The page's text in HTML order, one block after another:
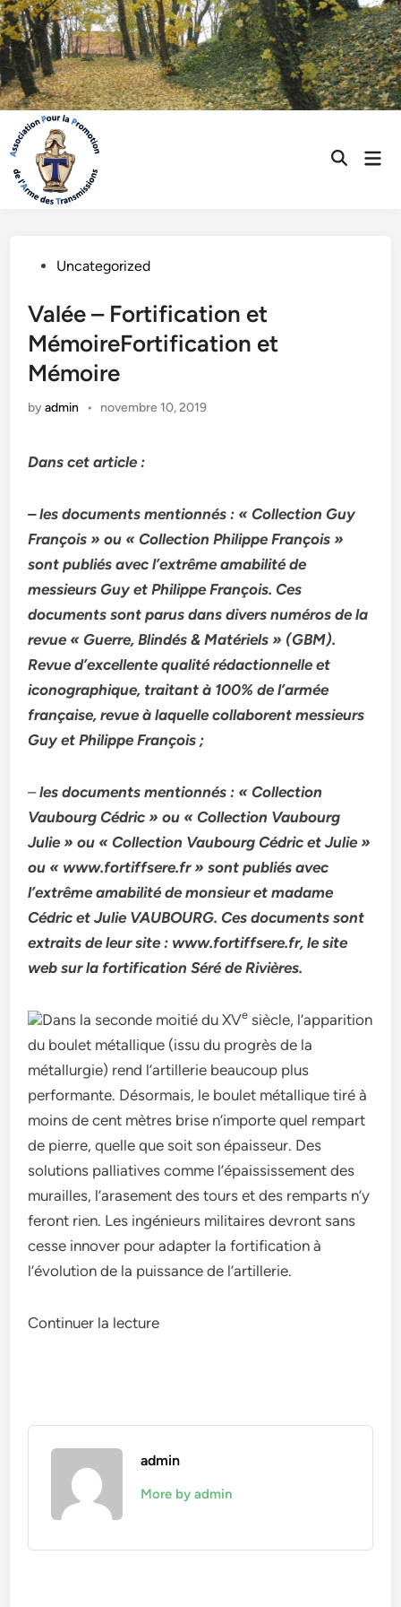
Skip
to
content
Open
PostedUncategorized
Valée – Fortification et
MémoireFortification et
Mémoire
byadmin • novembre 10, 2019
Dans cet article :
– les documents mentionnés : « Collection Guy
François » ou « Collection Philippe François »
sont publiés avec l’extrême amabilité de
messieurs Guy et Philippe François. Ces
documents sont parus dans divers numéros de la
revue « Guerre, Blindés & Matériels » (GBM).
Revue d’excellente qualité rédactionnelle et
iconographique, traitant à 100% de l’armée
française, revue à laquelle collaborent messieurs
Guy et Philippe François ;
–les documents mentionnés : « Collection
Vaubourg Cédric » ou « Collection Vaubourg
Julie » ou « Collection Vaubourg Cédric et Julie »
ou « www.fortiffsere.fr » sont publiés avec
l’extrême amabilité de monsieur et madame
Cédric et Julie VAUBOURG. Ces documents sont
extraits de leur site : www.fortiffsere.fr, le site
web sur la fortification Séré de Rivières.
Dans la seconde moitié du XVe siècle, l’apparition
du boulet métallique (issu du progrès de la
métallurgie) rend l’artillerie beaucoup plus
performante. Désormais, le boulet métallique tiré à
moins de cent mètres brise n’importe quel rempart
de pierre, quelle que soit son épaisseur. Des
solutions palliatives comme l’épaississement des
murailles, l’arasement des tours et des remparts n’y
feront rien. Les ingénieurs militaires devront sans
cesse innover pour adapter la fortification à
l’évolution de la puissance de l’artillerie.
Continuer la lecture
admin
More by admin